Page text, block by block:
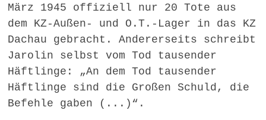
März 1945 offiziell nur 20 Tote aus
dem KZ-Außen- und O.T.-Lager in das KZ
Dachau gebracht. Andererseits schreibt
Jarolin selbst vom Tod tausender
Häftlinge: „An dem Tod tausender
Häftlinge sind die Großen Schuld, die
Befehle gaben (...)“.